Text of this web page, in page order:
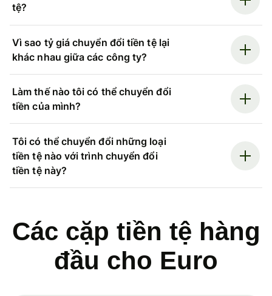
tệ?
Vì sao tỷ giá chuyển đổi tiền tệ lại
khác nhau giữa các công ty?
Làm thế nào tôi có thể chuyển đổi
tiền của mình?
Tôi có thể chuyển đổi những loại
tiền tệ nào với trình chuyển đổi
tiền tệ này?
Các cặp tiền tệ hàng
đầu cho Euro